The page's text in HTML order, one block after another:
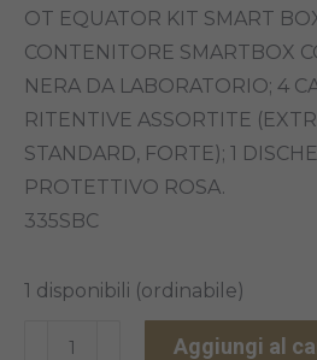
OT EQUATOR KIT SMART
CONTENITORE SMARTBOX
NERA DA LABORATORIO; 4
RITENTIVE ASSORTITE
STANDARD, FORTE); 1
PROTETTIVO ROSA.
335SBC
1 disponibili (ordinabile)
Aggiungi al